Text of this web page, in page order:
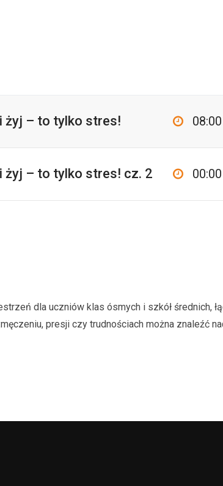
żyj – to tylko stres!
żyj – to tylko stres! cz. 2
dla uczniów klas ósmych i szkół średnich,
presji czy trudnościach można znaleźć